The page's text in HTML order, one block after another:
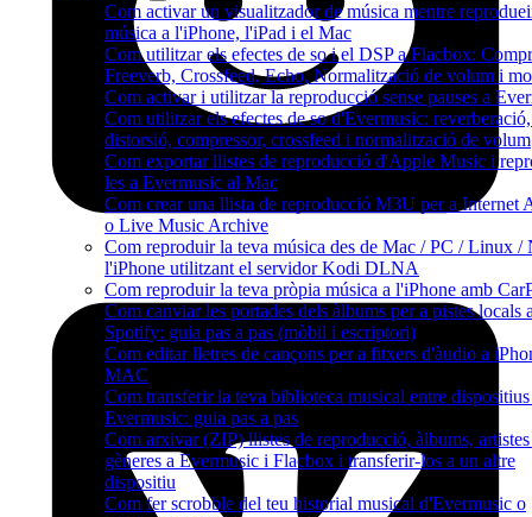
Com activar un visualitzador de música mentre
música a l'iPhone, l'iPad i el Mac
Com utilitzar els efectes de so i el DSP a Flacbox:
Freeverb, Crossfeed, Echo, Normalització de volum i
Com activar i utilitzar la reproducció sense pauses a
Com utilitzar els efectes de so d'Evermusic:
distorsió, compressor, crossfeed i normalització de volum
Com exportar llistes de reproducció d'Apple Music i
les a Evermusic al Mac
Com crear una llista de reproducció M3U per a Internet
o Live Music Archive
Com reproduir la teva música des de Mac / PC / Linux /
l'iPhone utilitzant el servidor Kodi DLNA
Com reproduir la teva pròpia música a l'iPhone amb
Com canviar les portades dels àlbums per a pistes locals
Spotify: guia pas a pas (mòbil i escriptori)
Com editar lletres de cançons per a fitxers d'àudio a
MAC
Com transferir la teva biblioteca musical entre dispositius
Evermusic: guia pas a pas
Com arxivar (ZIP) llistes de reproducció, àlbums,
gèneres a Evermusic i Flacbox i transferir-los a un altre
dispositiu
Com fer scrobble del teu historial musical d'Evermusic o